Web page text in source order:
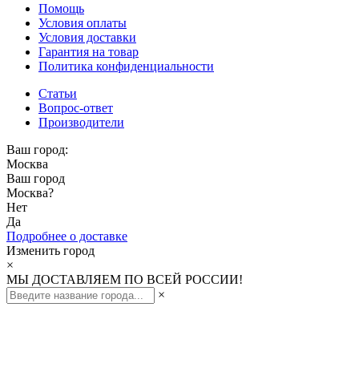
Помощь
Условия оплаты
Условия доставки
Гарантия на товар
Политика конфиденциальности
Статьи
Вопрос-ответ
Производители
Ваш город:
Москва
Ваш город
Москва?
Нет
Да
Подробнее о доставке
Изменить город
×
МЫ ДОСТАВЛЯЕМ ПО ВСЕЙ РОССИИ!
×